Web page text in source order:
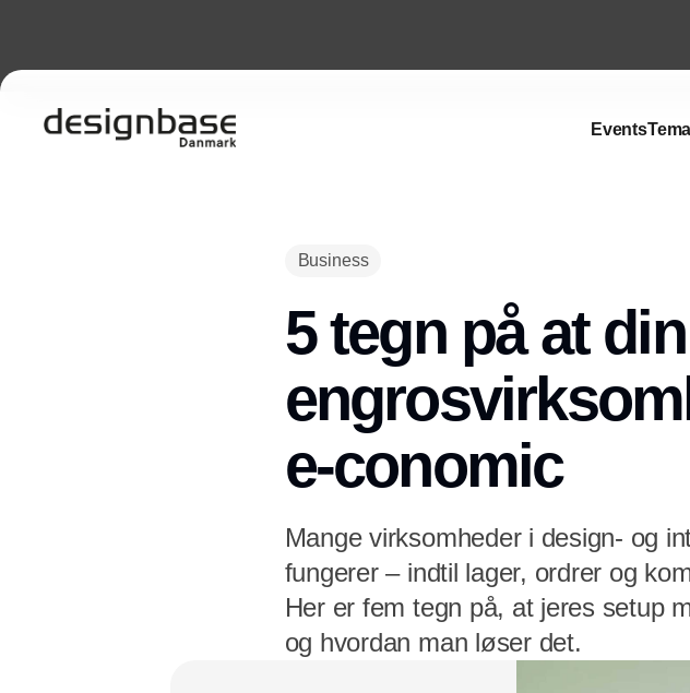
Events
Business
5 tegn på at din
e-conomic
Mange virksomheder i design- og
fungerer – indtil lager, ordrer og
Her er fem tegn på, at jeres setup
og hvordan man løser det.